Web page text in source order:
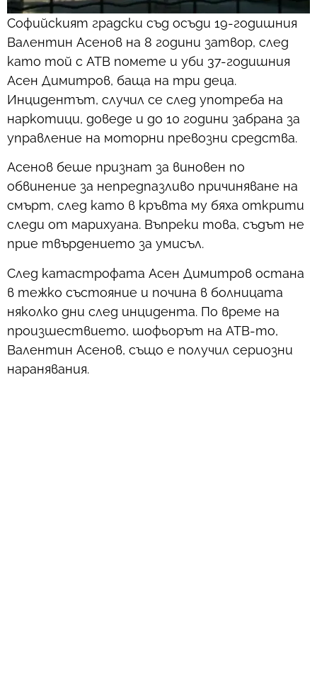
Софийският градски съд осъди 19-годишния
Валентин Асенов на 8 години затвор, след
като той с АТВ помете и уби 37-годишния
Асен Димитров, баща на три деца.
Инцидентът, случил се след употреба на
наркотици, доведе и до 10 години забрана за
управление на моторни превозни средства.
Асенов беше признат за виновен по
обвинение за непредпазливо причиняване на
смърт, след като в кръвта му бяха открити
следи от марихуана. Въпреки това, съдът не
прие твърдението за умисъл.
След катастрофата Асен Димитров остана
в тежко състояние и почина в болницата
няколко дни след инцидента. По време на
произшествието, шофьорът на АТВ-то,
Валентин Асенов, също е получил сериозни
наранявания.